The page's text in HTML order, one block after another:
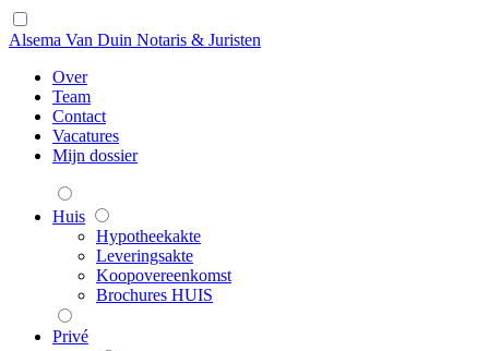
Alsema Van Duin Notaris & Juristen
Over
Team
Contact
Vacatures
Mijn dossier
Huis
Hypotheekakte
Leveringsakte
Koopovereenkomst
Brochures HUIS
Privé